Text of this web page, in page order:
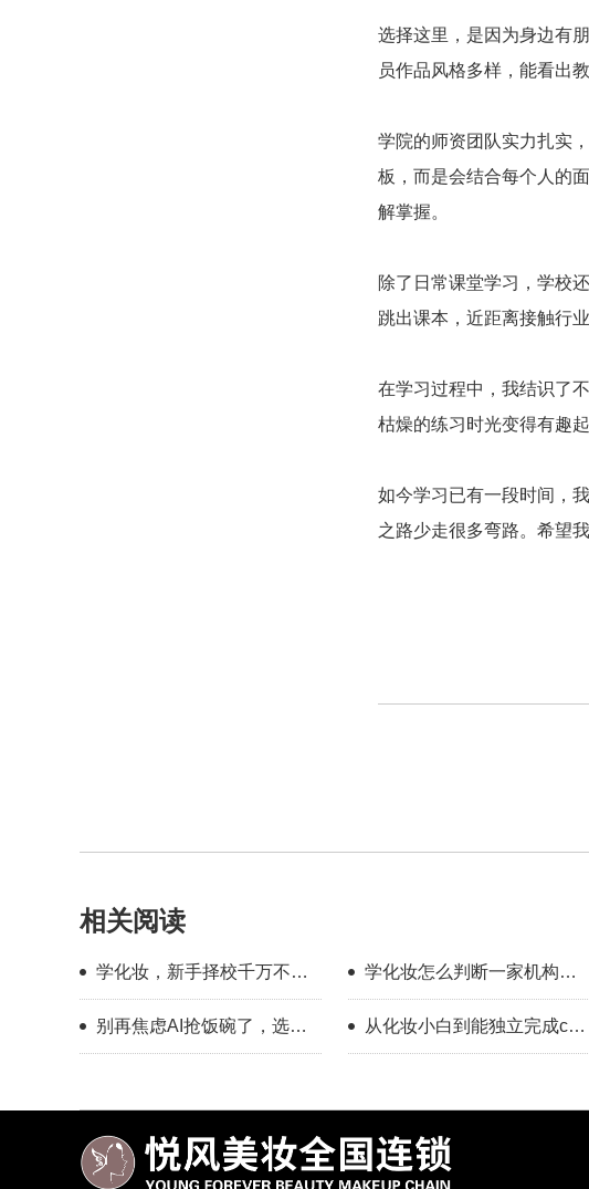
选择这里，是因为身边有
员作品风格多样，能看出
学院的师资团队实力扎实
板，而是会结合每个人的
解掌握。
除了日常课堂学习，学校
跳出课本，近距离接触行
在学习过程中，我结识了
枯燥的练习时光变得有趣起
如今学习已有一段时间，
之路少走很多弯路。希望
相关阅读
学化妆，新手择校千万不要
只看外表
学化妆怎么判断一家机构教
学靠不靠谱？
别再焦虑AI抢饭碗了，选对
赛道，普通人照样有出路
从化妆小白到能独立完成cos
全妆，普通人也做得到